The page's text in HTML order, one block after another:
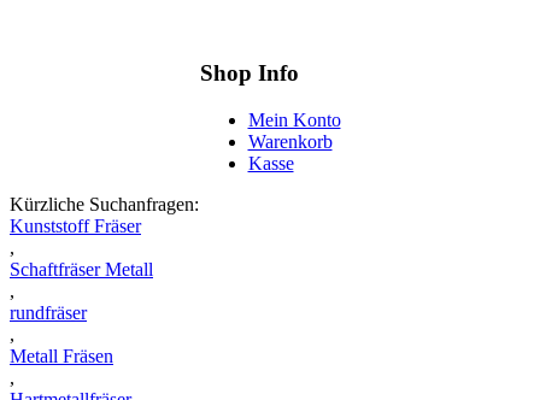
Shop Info
Mein Konto
Warenkorb
Kasse
Kürzliche Suchanfragen:
Kunststoff Fräser
,
Schaftfräser Metall
,
rundfräser
,
Metall Fräsen
,